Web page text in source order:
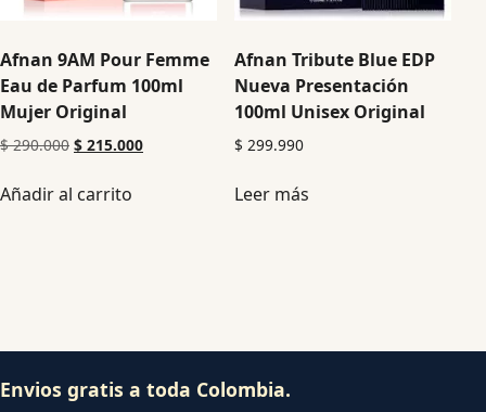
Afnan 9AM Pour Femme
Eau de Parfum 100ml
Mujer Original
$290.000 $ 215.000
Añadir al carrito
Afnan Tribute Blue EDP
Nueva Presentación
100ml Unisex Original
$ 299.990
Leer más
Envios gratis a toda Colombia.